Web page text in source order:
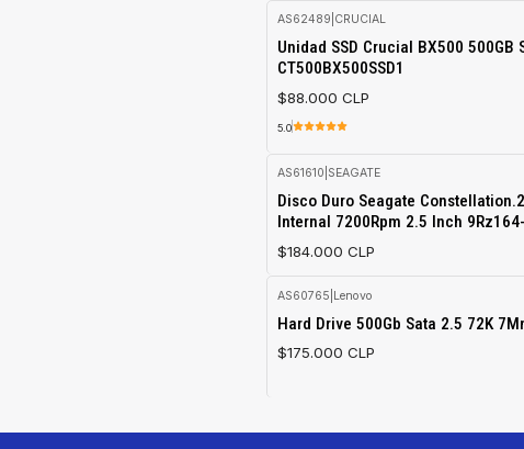
AS62489 CRUCIAL
Unidad SSD Crucial BX500 500GB
CT500BX500SSD1
$88.000 CLP
5.0
AS61610 SEAGATE
Disco Duro Seagate
Internal 7200Rpm 2.5 Inch
$184.000 CLP
AS60765 Lenovo
Hard Drive 500Gb Sata 2.5 72K
$175.000 CLP